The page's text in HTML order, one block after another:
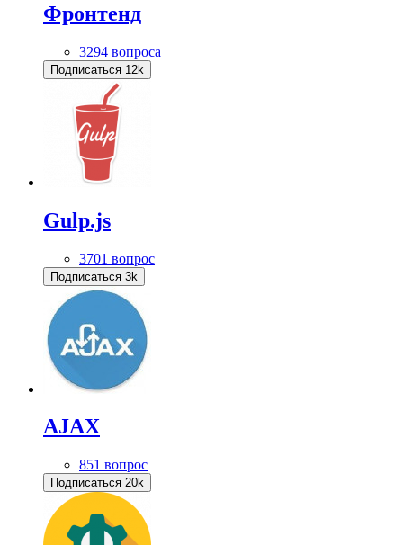
Фронтенд
3294 вопроса
Подписаться 12k
Gulp.js
3701 вопрос
Подписаться 3k
AJAX
851 вопрос
Подписаться 20k